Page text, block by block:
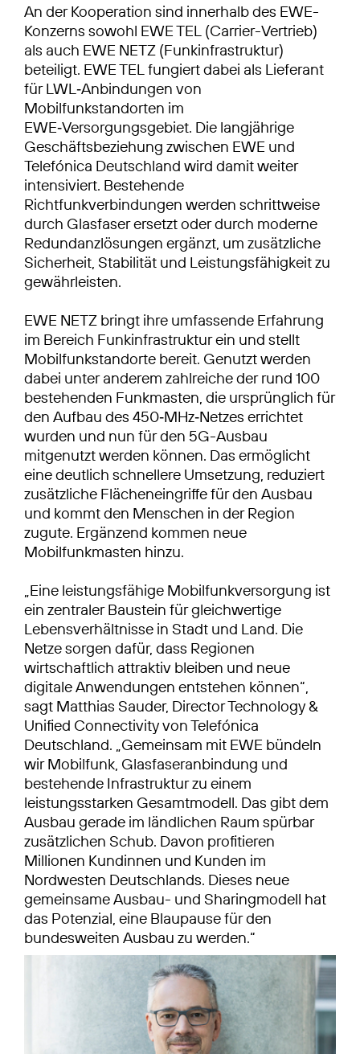
An der Kooperation sind innerhalb des EWE-
Konzerns sowohl EWE TEL (Carrier-Vertrieb)
als auch EWE NETZ (Funkinfrastruktur)
beteiligt. EWE TEL fungiert dabei als Lieferant
für LWL‑Anbindungen von
Mobilfunkstandorten im
EWE‑Versorgungsgebiet. Die langjährige
Geschäftsbeziehung zwischen EWE und
Telefónica Deutschland wird damit weiter
intensiviert. Bestehende
Richtfunkverbindungen werden schrittweise
durch Glasfaser ersetzt oder durch moderne
Redundanzlösungen ergänzt, um zusätzliche
Sicherheit, Stabilität und Leistungsfähigkeit zu
gewährleisten.
EWE NETZ bringt ihre umfassende Erfahrung
im Bereich Funkinfrastruktur ein und stellt
Mobilfunkstandorte bereit. Genutzt werden
dabei unter anderem zahlreiche der rund 100
bestehenden Funkmasten, die ursprünglich für
den Aufbau des 450‑MHz‑Netzes errichtet
wurden und nun für den 5G-Ausbau
mitgenutzt werden können. Das ermöglicht
eine deutlich schnellere Umsetzung, reduziert
zusätzliche Flächeneingriffe für den Ausbau
und kommt den Menschen in der Region
zugute. Ergänzend kommen neue
Mobilfunkmasten hinzu.
„Eine leistungsfähige Mobilfunkversorgung ist
ein zentraler Baustein für gleichwertige
Lebensverhältnisse in Stadt und Land. Die
Netze sorgen dafür, dass Regionen
wirtschaftlich attraktiv bleiben und neue
digitale Anwendungen entstehen können“,
sagt Matthias Sauder, Director Technology &
Unified Connectivity von Telefónica
Deutschland. „Gemeinsam mit EWE bündeln
wir Mobilfunk, Glasfaseranbindung und
bestehende Infrastruktur zu einem
leistungsstarken Gesamtmodell. Das gibt dem
Ausbau gerade im ländlichen Raum spürbar
zusätzlichen Schub. Davon profitieren
Millionen Kundinnen und Kunden im
Nordwesten Deutschlands. Dieses neue
gemeinsame Ausbau- und Sharingmodell hat
das Potenzial, eine Blaupause für den
bundesweiten Ausbau zu werden.“